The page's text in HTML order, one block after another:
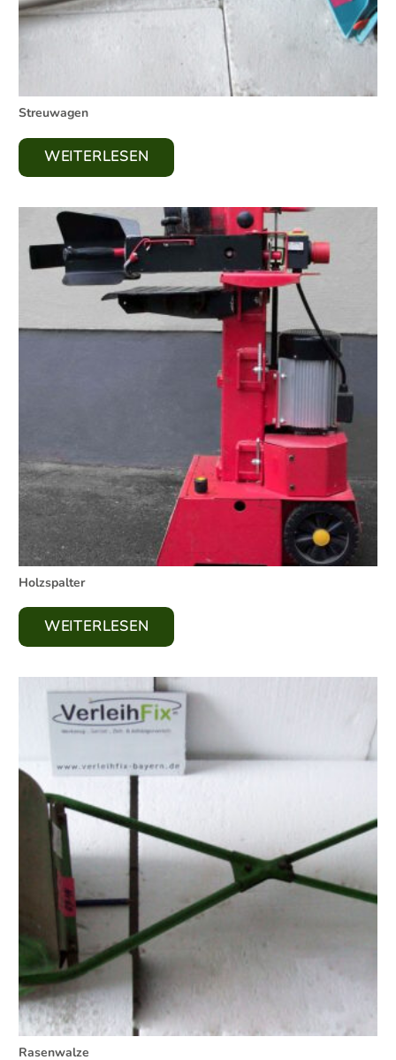
Streuwagen
WEITERLESEN
Holzspalter
WEITERLESEN
Rasenwalze